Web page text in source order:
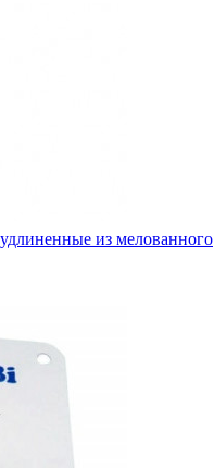
мм со округлением